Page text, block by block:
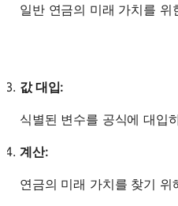
일반 연금의 미래 가치를
값 대입:
식별된 변수를 공식에 대입
계산:
연금의 미래 가치를 찾기 위